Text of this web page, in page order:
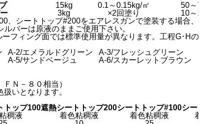
、シートトップ#200をエアレスガンで塗装する場合、エア
バーは原液のままご使用下さい。
フィング面では標準使用量が異なります。工程G･Hの使用
15kg
0.1～0.15kg/㎡
×2回塗り
50～75㎡
3kg
10～15㎡
A-2/エメラルドグリーン
A-5/サンドベージュ
A-3/フレッシュグリーン
A-6/スカーレットブラウン
ＦＮ－８０相当）
いとなります。
トップ100遮熱シートトップ200シートトップ#100シートト
稠液 着色粘稠液 着色粘稠液
着色粘